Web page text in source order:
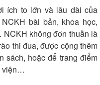
ích to lớn và lâu dài của
bài bản, khoa học,
NCKH không đơn thuần là
thi đua, được cộng thêm
sách, hoặc để trang điểm
viện…